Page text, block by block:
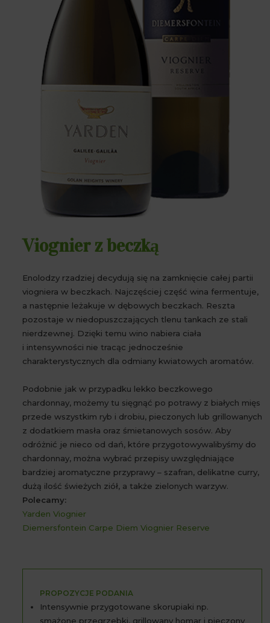
Viognier z beczką
Enolodzy rzadziej decydują się na zamknięcie całej partii
viogniera w beczkach. Najczęściej część wina fermentuje,
a następnie leżakuje w dębowych beczkach. Reszta
pozostaje w niedopuszczających tlenu tankach ze stali
nierdzewnej. Dzięki temu wino nabiera ciała
i intensywności nie tracąc jednocześnie
charakterystycznych dla odmiany kwiatowych aromatów.
Podobnie jak w przypadku lekko beczkowego
chardonnay, możemy tu sięgnąć po potrawy z białych mięs
przede wszystkim ryb i drobiu, pieczonych lub grillowanych
z dodatkiem masła oraz śmietanowych sosów. Aby
odróżnić je nieco od dań, które przygotowywalibyśmy do
chardonnay, można wybrać przepisy uwzględniające
bardziej aromatyczne przyprawy – szafran, delikatne curry,
dużą ilość świeżych ziół, a także zielonych warzyw.
Polecamy:
Yarden Viognier
Diemersfontein Carpe Diem Viognier Reserve
PROPOZYCJE PODANIA
Intensywnie przygotowane skorupiaki np.
smażone przegrzebki, grillowany homar i pieczony